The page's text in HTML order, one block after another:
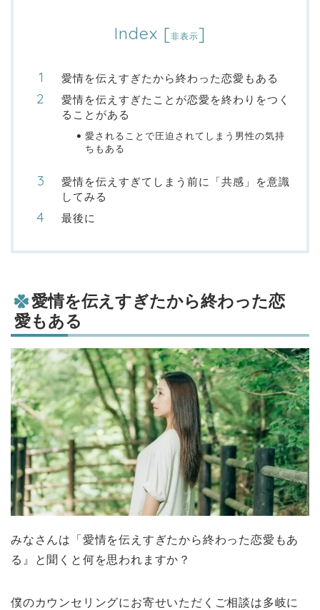
Index [非表示]
愛情を伝えすぎたから終わった恋愛もある
愛情を伝えすぎたことが恋愛を終わりをつく
ることがある
愛されることで圧迫されてしまう男性の気持
ちもある
愛情を伝えすぎてしまう前に「共感」を意識
してみる
最後に
愛情を伝えすぎたから終わった恋
愛もある
みなさんは「愛情を伝えすぎたから終わった恋愛もあ
る』と聞くと何を思われますか？
僕のカウンセリングにお寄せいただくご相談は多岐に